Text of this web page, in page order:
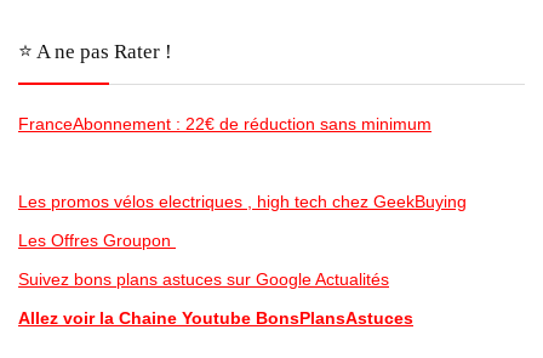
⭐️ A ne pas Rater !
FranceAbonnement : 22€ de réduction sans minimum
Les promos vélos electriques , high tech chez GeekBuying
Les Offres Groupon
Suivez bons plans astuces sur Google Actualités
Allez voir la Chaine Youtube BonsPlansAstuces